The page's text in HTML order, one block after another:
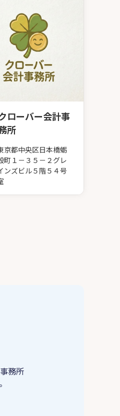
ローバー会計事
所
京都中央区日本橋蛎
町１－３５－２グレ
ンズビル５階５４号
務所